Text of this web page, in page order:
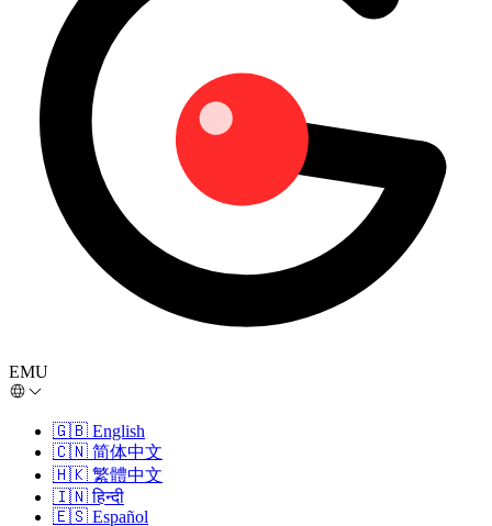
EMU
🇬🇧 English
🇨🇳 简体中文
🇭🇰 繁體中文
🇮🇳 हिन्दी
🇪🇸 Español